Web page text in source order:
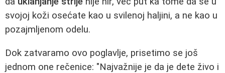
svojoj koži osećate kao u svilenoj haljini, a ne kao u
pozajmljenom odelu.
Dok zatvaramo ovo poglavlje, prisetimo se još
jednom one rečenice: "Najvažnije je da je dete živo i